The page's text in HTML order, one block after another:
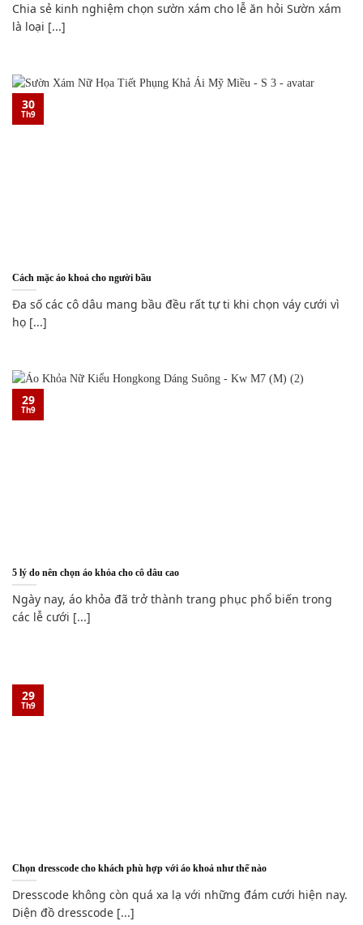
Chia sẻ kinh nghiệm chọn sườn xám cho lễ ăn hỏi Sườn xám
là loại [...]
Cách mặc áo khoả cho người bầu
Đa số các cô dâu mang bầu đều rất tự ti khi chọn váy cưới vì
họ [...]
30
Th9
5 lý do nên chọn áo khỏa cho cô dâu cao
Ngày nay, áo khỏa đã trở thành trang phục phổ biến trong
các lễ cưới [...]
29
Th9
Chọn dresscode cho khách phù hợp với áo khoả như thế nào
Dresscode không còn quá xa lạ với những đám cưới hiện nay.
Diện đồ dresscode [...]
29
Th9